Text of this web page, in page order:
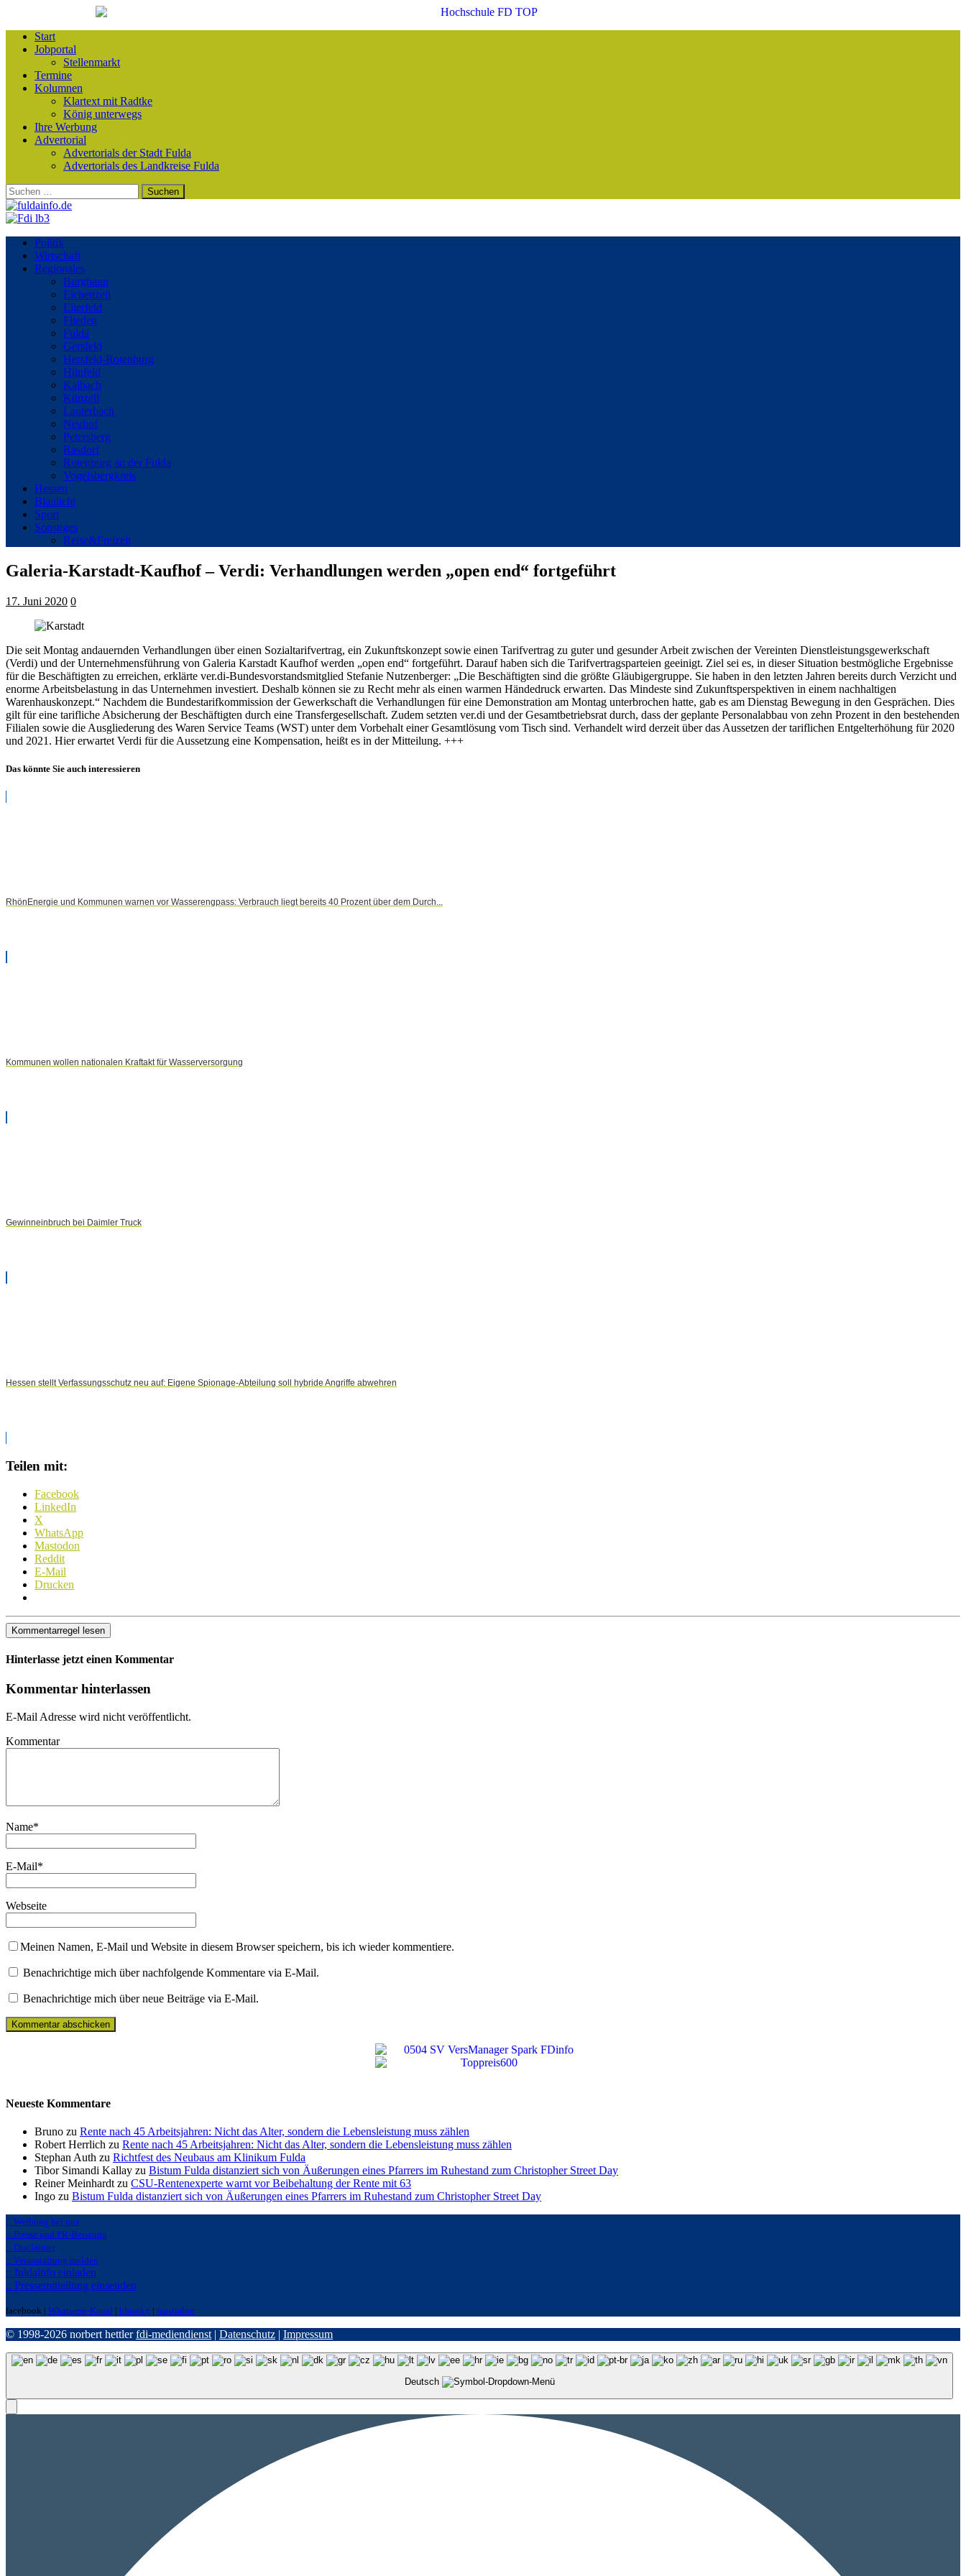
Start
Jobportal
Stellenmarkt
Termine
Kolumnen
Klartext mit Radtke
König unterwegs
Ihre Werbung
Advertorial
Advertorials der Stadt Fulda
Advertorials des Landkreise Fulda
Suchen
nach:
Politik
Wirtschaft
Regionales
Burghaun
Eichenzell
Eiterfeld
Flieden
Fulda
Gersfeld
Hersfeld-Rotenburg
Hünfeld
Kalbach
Künzell
Lauterbach
Neuhof
Petersberg
Rasdorf
Rotenburg an der Fulda
Vogelsbergkreis
Hessen
Blaulicht
Sport
Sonstiges
Reise&Freizeit
Galeria-Karstadt-Kaufhof – Verdi: Verhandlungen werden „open end“ fortgeführt
17. Juni 2020 0
Die seit Montag andauernden Verhandlungen über einen Sozialtarifvertrag, ein Zukunftskonzept sowie einen Tarifvertrag zu guter und gesunder Arbeit zwischen der Vereinten Dienstleistungsgewerkschaft
(Verdi) und der Unternehmensführung von Galeria Karstadt Kaufhof werden „open end“ fortgeführt. Darauf haben sich die Tarifvertragsparteien geeinigt. Ziel sei es, in dieser Situation bestmögliche Ergebnisse
für die Beschäftigten zu erreichen, erklärte ver.di-Bundesvorstandsmitglied Stefanie Nutzenberger: „Die Beschäftigten sind die größte Gläubigergruppe. Sie haben in den letzten Jahren bereits durch Verzicht und
enorme Arbeitsbelastung in das Unternehmen investiert. Deshalb können sie zu Recht mehr als einen warmen Händedruck erwarten. Das Mindeste sind Zukunftsperspektiven in einem nachhaltigen
Warenhauskonzept.“ Nachdem die Bundestarifkommission der Gewerkschaft die Verhandlungen für eine Demonstration am Montag unterbrochen hatte, gab es am Dienstag Bewegung in den Gesprächen. Dies
gilt für eine tarifliche Absicherung der Beschäftigten durch eine Transfergesellschaft. Zudem setzten ver.di und der Gesamtbetriebsrat durch, dass der geplante Personalabbau von zehn Prozent in den bestehenden
Filialen sowie die Ausgliederung des Waren Service Teams (WST) unter dem Vorbehalt einer Gesamtlösung vom Tisch sind. Verhandelt wird derzeit über das Aussetzen der tariflichen Entgelterhöhung für 2020
und 2021. Hier erwartet Verdi für die Aussetzung eine Kompensation, heißt es in der Mitteilung. +++
Das könnte Sie auch interessieren
RhönEnergie und Kommunen warnen vor Wasserengpass: Verbrauch liegt bereits 40 Prozent über dem Durch...
Kommunen wollen nationalen Kraftakt für Wasserversorgung
Gewinneinbruch bei Daimler Truck
Hessen stellt Verfassungsschutz neu auf: Eigene Spionage-Abteilung soll hybride Angriffe abwehren
Teilen mit:
Facebook
LinkedIn
X
WhatsApp
Mastodon
Reddit
E-Mail
Drucken
Kommentarregel lesen
Hinterlasse jetzt einen Kommentar
Kommentar hinterlassen
E-Mail Adresse wird nicht veröffentlicht.
Kommentar
Name*
E-Mail*
Webseite
Meinen Namen, E-Mail und Website in diesem Browser speichern, bis ich wieder kommentiere.
Benachrichtige mich über nachfolgende Kommentare via E-Mail.
Benachrichtige mich über neue Beiträge via E-Mail.
Neueste Kommentare
Bruno zu Rente nach 45 Arbeitsjahren: Nicht das Alter, sondern die Lebensleistung muss zählen
Robert Herrlich zu Rente nach 45 Arbeitsjahren: Nicht das Alter, sondern die Lebensleistung muss zählen
Stephan Auth zu Richtfest des Neubaus am Klinikum Fulda
Tibor Simandi Kallay zu Bistum Fulda distanziert sich von Äußerungen eines Pfarrers im Ruhestand zum Christopher Street Day
Reiner Meinhardt zu CSU-Rentenexperte warnt vor Beibehaltung der Rente mit 63
Ingo zu Bistum Fulda distanziert sich von Äußerungen eines Pfarrers im Ruhestand zum Christopher Street Day
:: Werbung bei uns
:: Presse und PR-Beratung
:: Disclaimer
:: Veranstaltung melden
:: fuldainfo einladen
:: Pressemitteilung einsenden
facebook | Whatsapp-Kanal | bluseky | mastodon
© 1998-2026 norbert hettlerfdi-mediendienst | Datenschutz | Impressum
Deutsch